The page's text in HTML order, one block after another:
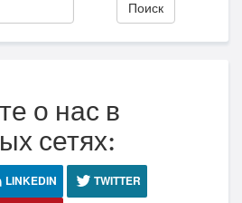
Поиск
о нас в
сетях:
LINKEDIN
TWITTER